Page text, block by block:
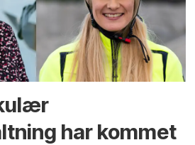
har kommet